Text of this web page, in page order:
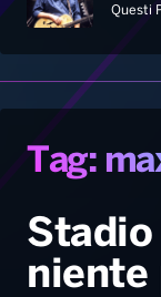
Notizie
Gallery
Radio
Voce al
Tag:
Stadio
niente